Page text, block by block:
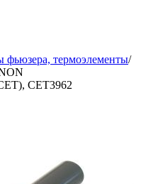
фьюзера, термоэлементы/
CET3962